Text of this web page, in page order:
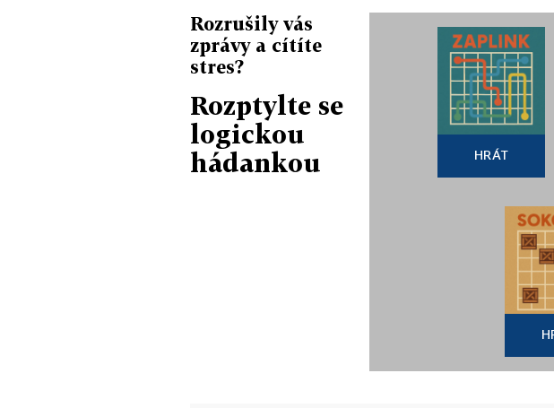
Rozrušily vás
zprávy a cítíte
stres?
Rozptylte se
logickou
hádankou
HRÁT